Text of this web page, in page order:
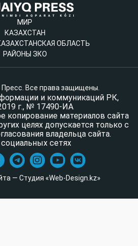
МИР
КАЗАХСТАН
ОБЛАСТЬ
РАЙОНЫ ЗКО
Все права защищены.
и коммуникаций РК,
г., № 17490-ИА
копирование материалов сайта
целях допускается только с
владельца сайта.
сетях
— Студия «Web-Design.kz»